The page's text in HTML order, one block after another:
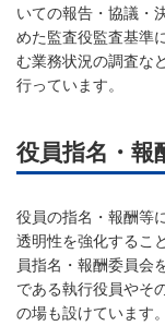
いての報告・協議・
めた監査役監査基準
む業務状況の調査な
行っています。
役員指名・報
役員の指名・報酬等
透明性を強化するこ
員指名・報酬委員会
である執行役員やそ
の場も設けています。